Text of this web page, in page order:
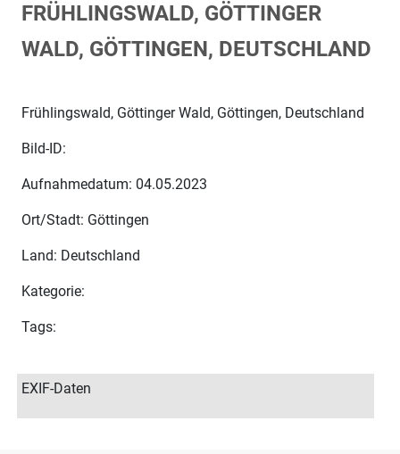
FRÜHLINGSWALD, GÖTTINGER
WALD, GÖTTINGEN, DEUTSCHLAND
Frühlingswald, Göttinger Wald, Göttingen, Deutschland
Bild-ID:
Aufnahmedatum: 04.05.2023
Ort/Stadt: Göttingen
Land: Deutschland
Kategorie:
Tags:
EXIF-Daten